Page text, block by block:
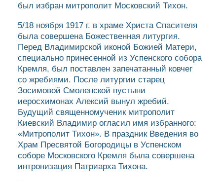
был избран митрополит Московский Тихон.
5/18 ноября 1917 г. в храме Христа Спасителя
была совершена Божественная литургия.
Перед Владимирской иконой Божией Матери,
специально принесенной из Успенского собора
Кремля, был поставлен запечатанный ковчег
со жребиями. После литургии старец
Зосимовой Смоленской пустыни
иеросхимонах Алексий вынул жребий.
Будущий священномученик митрополит
Киевский Владимир огласил имя избранного:
«Митрополит Тихон». В праздник Введения во
Храм Пресвятой Богородицы в Успенском
соборе Московского Кремля была совершена
интронизация Патриарха Тихона.